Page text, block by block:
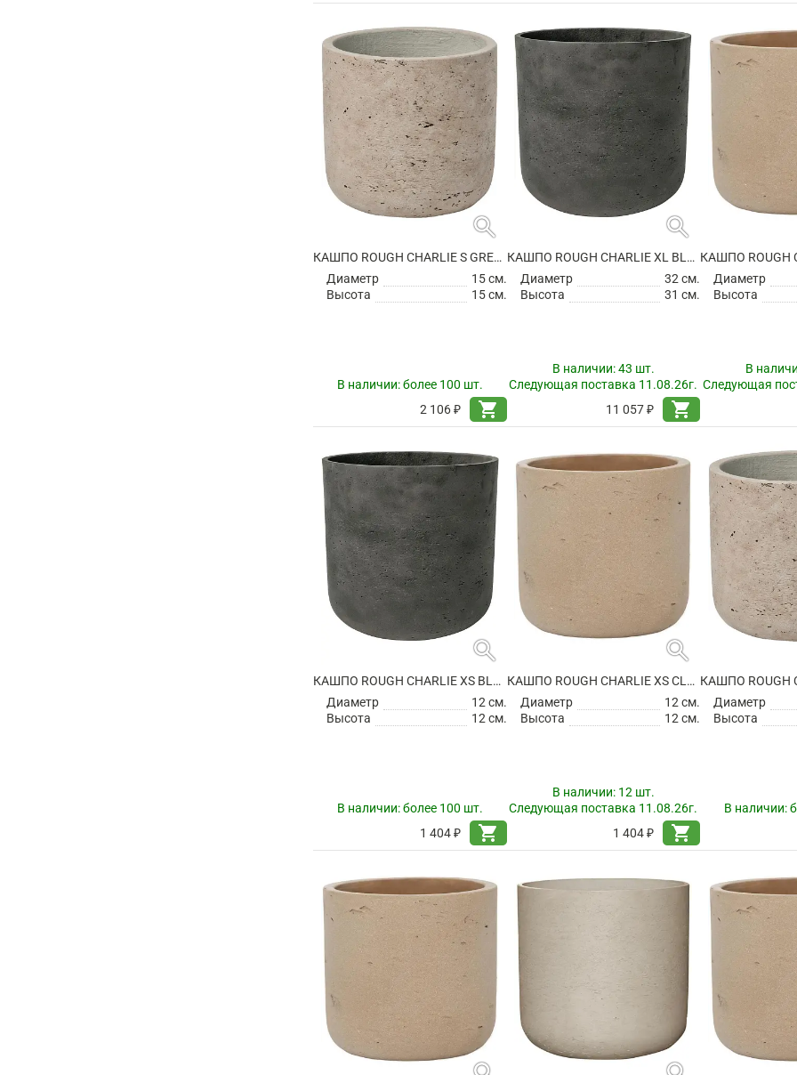
search
КАШПО ROUGH CHARLIE S GREY WASHED
Диаметр
15 см.
Высота
15 см.
В наличии:более 100 шт.
2 106 ₽
shopping_cart
search
КАШПО ROUGH CHARLIE XL BLACK WASHED
Диаметр
32 см.
Высота
31 см.
В наличии:43 шт.
Следующая поставка 11.08.26г.
11 057 ₽
shopping_cart
Диаметр
Высота
В
Следующая
search
КАШПО ROUGH CHARLIE XS BLACK WASHED
Диаметр
12 см.
Высота
12 см.
В наличии:более 100 шт.
1 404 ₽
shopping_cart
search
КАШПО ROUGH CHARLIE XS CLAY WASHED
Диаметр
12 см.
Высота
12 см.
В наличии: 12 шт.
Следующая поставка 11.08.26г.
1 404 ₽
shopping_cart
Диаметр
Высота
В наличии: